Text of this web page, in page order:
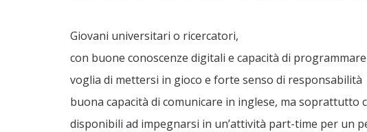
Giovani universitari o ricercatori,
con buone conoscenze digitali e capacità di
voglia di mettersi in gioco e forte senso di responsabilità
buona capacità di comunicare in inglese, ma soprattutto
disponibili ad impegnarsi in un’attività part-time per un